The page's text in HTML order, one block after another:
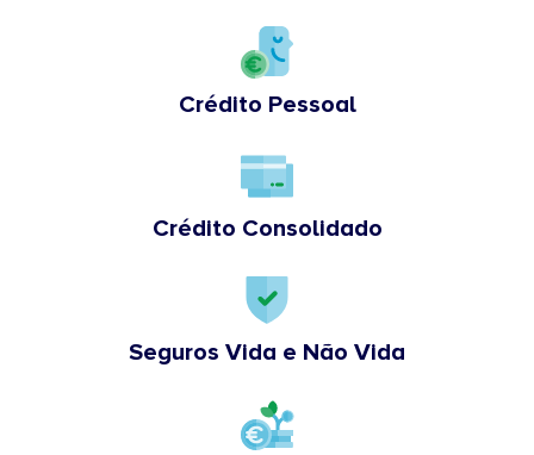
Crédito Pessoal
Crédito Consolidado
Seguros Vida e Não Vida